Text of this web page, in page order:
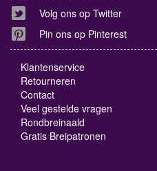
Volg ons op Twitter
Pin ons op Pinterest
Klantenservice
Retourneren
Contact
Veel gestelde vragen
Rondbreinaald
Gratis Breipatronen